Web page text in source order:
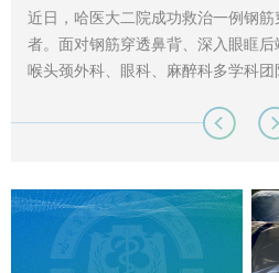
近日，哈医大二院成功救治一例钢
者。面对钢筋穿透鼻背、深入眼眶
喉头颈外科、眼科、麻醉科多学科
险。家住哈市的王女士（化名）今
咽喉头...
近日，哈尔滨医科大学附属第二医
负责人王立春教授团队成功为一名
椎管减压截骨短缩植骨融合内固定
孙女士（化姓），长期受脊髓栓系
细、神...